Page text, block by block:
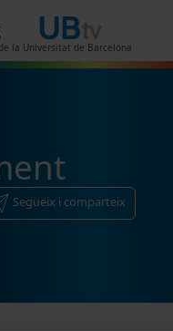
la Universitat de Barcelona
Segueix i comparteix